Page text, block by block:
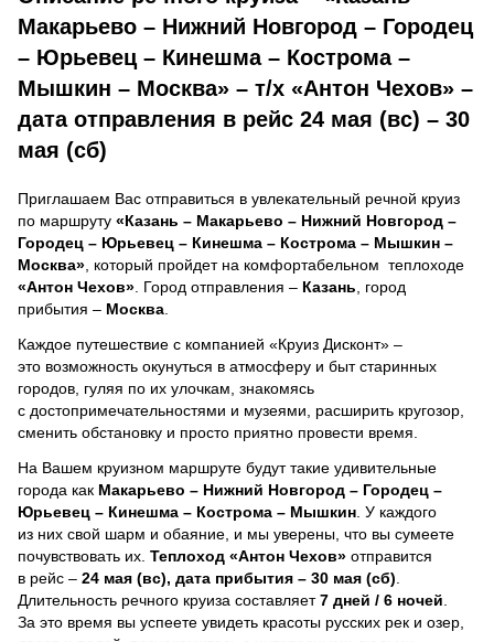
Макарьево – Нижний Новгород – Городец
– Юрьевец – Кинешма – Кострома –
Мышкин – Москва» – т/х «Антон Чехов» –
дата отправления в рейс 24 мая (вс) – 30
мая (сб)
Приглашаем Вас отправиться в увлекательный речной круиз
по маршруту «Казань – Макарьево – Нижний Новгород –
Городец – Юрьевец – Кинешма – Кострома – Мышкин –
Москва» , который пройдет на комфортабельном теплоходе
«Антон Чехов» . Город отправления – Казань , город
прибытия – Москва
Каждое путешествие с компанией «Круиз Дисконт» –
это возможность окунуться в атмосферу и быт старинных
городов, гуляя по их улочкам, знакомясь
с достопримечательностями и музеями, расширить кругозор,
сменить обстановку и просто приятно провести время.
На Вашем круизном маршруте будут такие удивительные
города как Макарьево – Нижний Новгород – Городец –
Юрьевец – Кинешма – Кострома – Мышкин . У каждого
из них свой шарм и обаяние, и мы уверены, что вы сумеете
почувствовать их. Теплоход «Антон Чехов» отправится
в рейс – 24 мая (вс), дата прибытия – 30 мая (сб)
Длительность речного круиза составляет7 дней / 6 ночей
За это время вы успеете увидеть красоты русских рек и озер,